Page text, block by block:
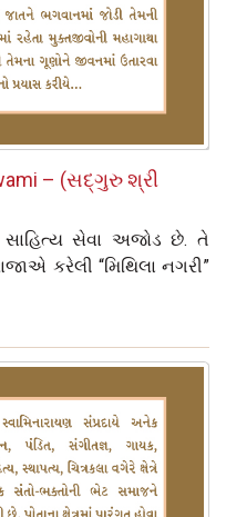
– (સદ્‌ગુરુ શ્રી
સાહિત્ય સેવા અજોડ છે. તે
કરેલી “મિથિલા નગરી”